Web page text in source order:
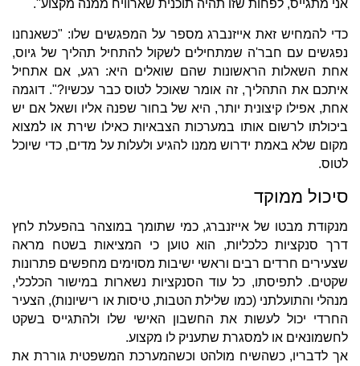
אני מתגייס, לפחות שזו תהיה תוכנית שארוויח ממנה מקצוע".
כדי להמחיש זאת אייזנברג מספר על המפגשים שלו: "כשאנחנו
נפגשים עם חבר'ה שמתחילים לשקול להתחיל תהליך של גיוס,
אחת השאלות הראשונות שהם שואלים היא: רגע, אם אתחיל
איתכם את התהליך, זה אומר שאוכל לטוס כבר עכשיו?". דוגמה
אחת, אפילו קיצונית יותר, היא של בחור שפנה אליו ושאל אם יש
ביכולתו לרשום אותו במערכות הצבאיות כאילו שירת או למצוא
מקום שלא באמת ידרוש ממנו להגיע ולעלות על מדים, כדי שיוכל
לטוס.
סיכול ממוקד
מנקודת מבטו של אייזנברג, כמי שתומך במוצהר בהפעלת לחץ
דרך סנקציות כלכליות, הוא טוען כי המציאות בשטח מראה
שצעירים חרדים רבים וראשי ישיבות מסוימים מחפשים פתרונות
שקטים. לתפיסתו, כל עוד הסנקציות נשארות במישור הכלכלי,
מנהלי והתועלתני (כמו שלילת הטבות, טיסות או רישיונות), הצעיר
החרדי יכול לעשות את החשבון האישי שלו ולהתגייס בשקט
לחשמונאים או למסגרת שתעניק לו מקצוע.
אך לדבריו, כשהשיח מולהט וכשהמערכת המשפטית גוררת את